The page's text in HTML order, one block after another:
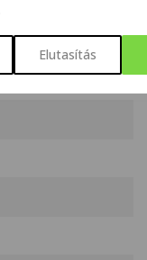
Elutasítás